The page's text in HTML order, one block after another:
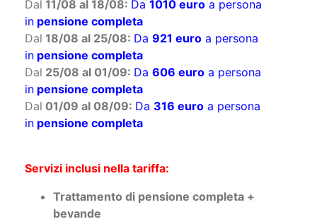
Dal 04/08 al 11/08:Da840 euroa persona
in pensione completa
Dal 11/08 al 18/08: Da 1010 euro a persona
in pensione completa
Dal 18/08 al 25/08: Da 921 euroa persona
in pensione completa
Dal 25/08 al 01/09: Da 606 euro a persona
in pensione completa
Servizi inclusi nella tariffa: